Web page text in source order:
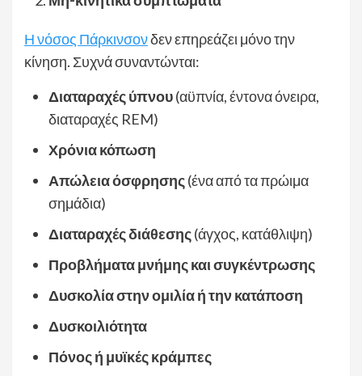
Η νόσος Πάρκινσονδεν επηρεάζει μόνο την
κίνηση. Συχνά συναντώνται:
Διαταραχές ύπνου(αϋπνία, έντονα όνειρα,
διαταραχές REM)
Χρόνια κόπωση
Απώλεια όσφρησης(ένα από τα πρώιμα
σημάδια)
Διαταραχές διάθεσης(άγχος, κατάθλιψη)
Προβλήματα μνήμης και συγκέντρωσης
Δυσκολία στην ομιλία ή την κατάποση
Δυσκοιλιότητα
Πόνος ή μυϊκές κράμπες